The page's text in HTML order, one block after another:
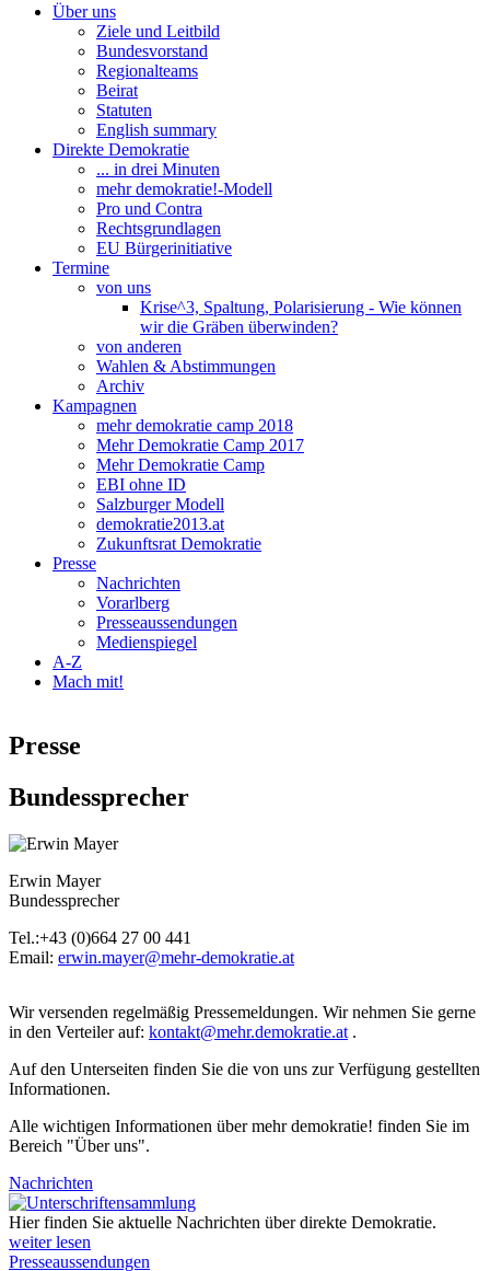
Über uns
Ziele und Leitbild
Bundesvorstand
Regionalteams
Beirat
Statuten
English summary
Direkte Demokratie
... in drei Minuten
mehr demokratie!-Modell
Pro und Contra
Rechtsgrundlagen
EU Bürgerinitiative
Termine
von uns
Krise^3, Spaltung, Polarisierung - Wie können
wir die Gräben überwinden?
von anderen
Wahlen & Abstimmungen
Archiv
Kampagnen
mehr demokratie camp 2018
Mehr Demokratie Camp 2017
Mehr Demokratie Camp
EBI ohne ID
Salzburger Modell
demokratie2013.at
Zukunftsrat Demokratie
Presse
Nachrichten
Vorarlberg
Presseaussendungen
Medienspiegel
A-Z
Mach mit!
Presse
Bundessprecher
Erwin Mayer
Bundessprecher
Tel.:+43 (0)664 27 00 441
Email: erwin.mayer@mehr-demokratie.at
Wir versenden regelmäßig Pressemeldungen. Wir nehmen Sie gerne
in den Verteiler auf: kontakt@mehr.demokratie.at .
Auf den Unterseiten finden Sie die von uns zur Verfügung gestellten
Informationen.
Alle wichtigen Informationen über mehr demokratie! finden Sie im
Bereich "Über uns".
Nachrichten
Hier finden Sie aktuelle Nachrichten über direkte Demokratie.
weiter lesen
Presseaussendungen